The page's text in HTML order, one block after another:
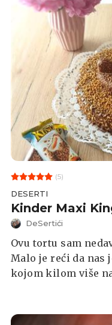
(5)
DESERTI
Kinder Maxi
DeSertići
Ovu tortu sam
Malo je reći da nas
kojom kilom više
čokoladice. 😃